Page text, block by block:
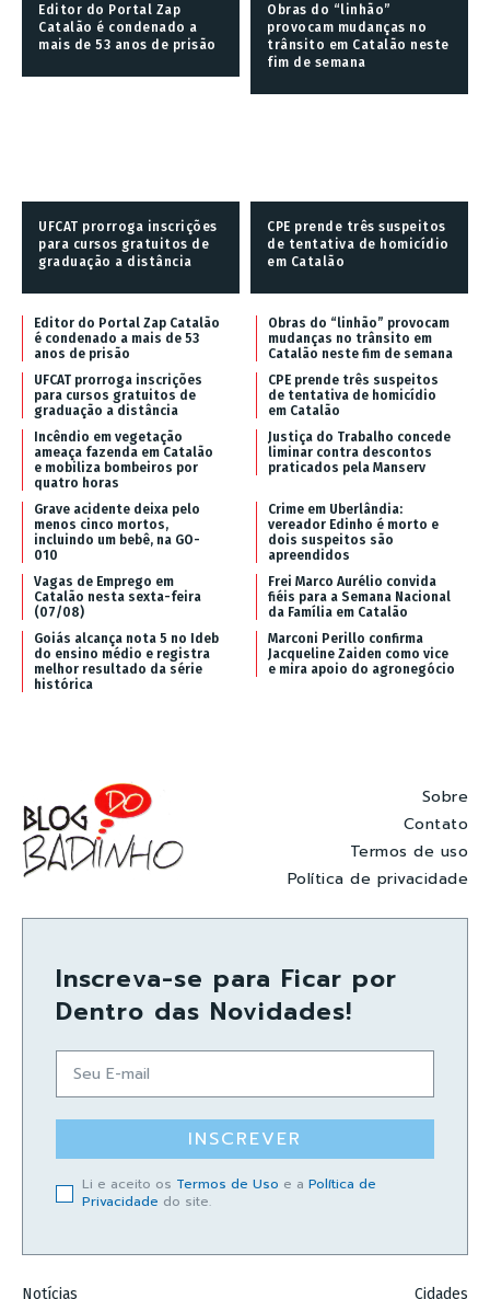
Editor do Portal Zap
Catalão é condenado a
mais de 53 anos de prisão
Obras do “linhão”
provocam mudanças no
trânsito em Catalão neste
fim de semana
UFCAT prorroga inscrições
para cursos gratuitos de
graduação a distância
CPE prende três suspeitos
de tentativa de homicídio
em Catalão
Editor do Portal Zap Catalão
é condenado a mais de 53
anos de prisão
Obras do “linhão” provocam
mudanças no trânsito em
Catalão neste fim de semana
UFCAT prorroga inscrições
para cursos gratuitos de
graduação a distância
CPE prende três suspeitos
de tentativa de homicídio
em Catalão
Incêndio em vegetação
ameaça fazenda em Catalão
e mobiliza bombeiros por
quatro horas
Justiça do Trabalho concede
liminar contra descontos
praticados pela Manserv
Grave acidente deixa pelo
menos cinco mortos,
incluindo um bebê, na GO-
010
Crime em Uberlândia:
vereador Edinho é morto e
dois suspeitos são
apreendidos
Vagas de Emprego em
Catalão nesta sexta-feira
(07/08)
Frei Marco Aurélio convida
fiéis para a Semana Nacional
da Família em Catalão
Goiás alcança nota 5 no Ideb
do ensino médio e registra
melhor resultado da série
histórica
Marconi Perillo confirma
Jacqueline Zaiden como vice
e mira apoio do agronegócio
Sobre
Contato
Termos de uso
Política de privacidade
Inscreva-se para Ficar por
Dentro das Novidades!
INSCREVER
Li e aceito os Termos de Uso e a Política de
Privacidade do site.
Notícias Cidades